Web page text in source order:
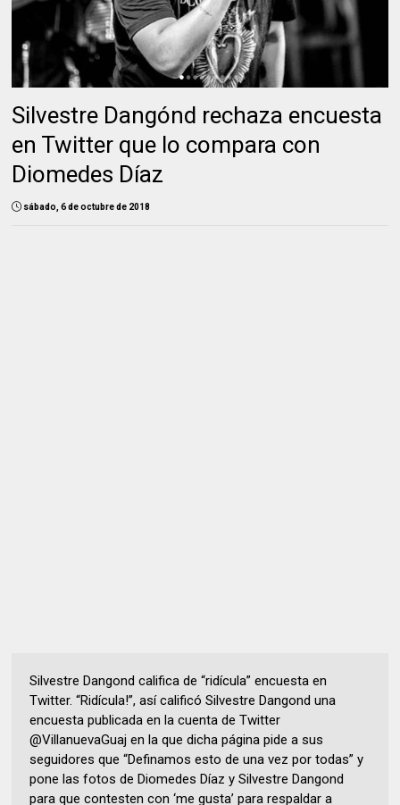
Silvestre Dangónd rechaza encuesta
en Twitter que lo compara con
Diomedes Díaz
sábado, 6 de octubre de 2018
Silvestre Dangond califica de “ridícula” encuesta en
Twitter. “Ridícula!”, así calificó Silvestre Dangond una
encuesta publicada en la cuenta de Twitter
@VillanuevaGuaj en la que dicha página pide a sus
seguidores que “Definamos esto de una vez por todas” y
pone las fotos de Diomedes Díaz y Silvestre Dangond
para que contesten con ‘me gusta’ para respaldar a